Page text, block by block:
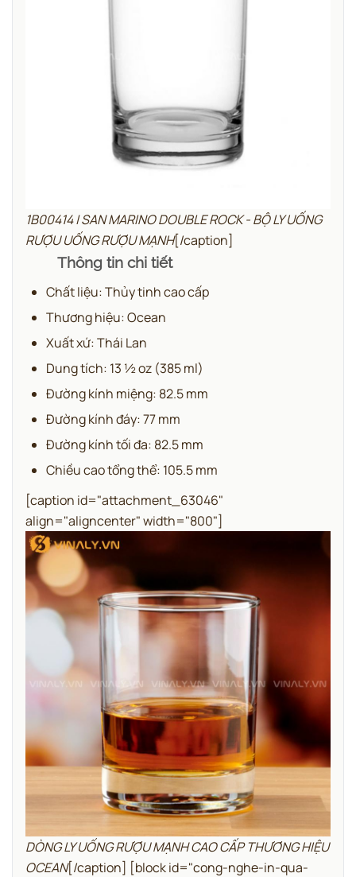
1B00414 | SAN MARINO DOUBLE ROCK - BỘ LY UỐNG
RƯỢU UỐNG RƯỢU MẠNH[/caption]
Thông tin chi tiết
Chất liệu: Thủy tinh cao cấp
Thương hiệu: Ocean
Xuất xứ: Thái Lan
Dung tích: 13 ½ oz (385 ml)
Đường kính miệng: 82.5 mm
Đường kính đáy: 77 mm
Đường kính tối đa: 82.5 mm
Chiều cao tổng thể: 105.5 mm
[caption id="attachment_63046"
align="aligncenter" width="800"]
DÒNG LY UỐNG RƯỢU MẠNH CAO CẤP THƯƠNG HIỆU
OCEAN[/caption] [block id="cong-nghe-in-qua-